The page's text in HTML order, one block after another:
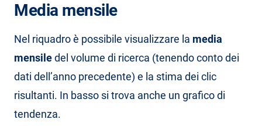
Media mensile
Nel riquadro è possibile visualizzare la media
mensiledel volume di ricerca (tenendo conto dei
dati dell’anno precedente) e la stima dei clic
risultanti. In basso si trova anche un grafico di
tendenza.